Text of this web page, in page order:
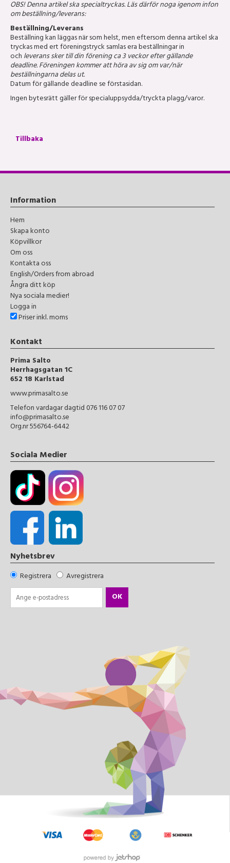
OBS! Denna artikel ska specialtryckas. Läs därför noga igenom infon
om beställning/leverans:
Beställning/Leverans
Beställning kan läggas när som helst, men eftersom denna artikel ska
tryckas med ert föreningstryck samlas era beställningar in
ochleverans sker till din förening ca 3 veckor efter gällande
deadline. Föreningen kommer att höra av sig om var/när
beställningarna delas ut.
Datum för gällande deadline se förstasidan.
Ingen bytesrätt gäller för specialuppsydda/tryckta plagg/varor.
Tillbaka
Information
Hem
Skapa konto
Köpvillkor
Om oss
Kontakta oss
English/Orders from abroad
Ångra ditt köp
Nya sociala medier!
Logga in
Priser inkl. moms
Kontakt
Prima Salto
Herrhagsgatan 1C
652 18 Karlstad
www.primasalto.se
Telefon vardagar dagtid 076 116 07 07
info@primasalto.se
Org.nr 556764-6442
Sociala Medier
Nyhetsbrev
Registrera
Avregistrera
OK